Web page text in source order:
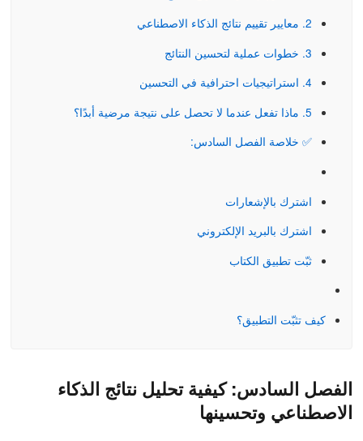
كيفية التثبيت:
2. معايير تقييم نتائج الذكاء الاصطناعي
3. خطوات عملية لتحسين النتائج
4. استراتيجيات احترافية في التحسين
5. ماذا تفعل عندما لا تحصل على نتيجة مرضية أبدًا؟
✅ خلاصة الفصل السادس:
اشترك بالإشعارات
اشترك بالبريد الإلكتروني
ثبّت تطبيق الكتاب
كيف تثبّت التطبيق؟
الفصل السادس: كيفية تحليل نتائج الذكاء
الاصطناعي وتحسينها